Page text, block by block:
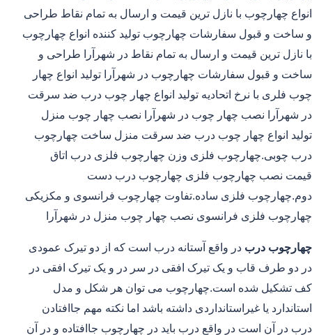
انواع چهارچوب با نازل ترین قیمت و ارسال به تمام نقاط طراحی
و ساخت و قبول سفارشات چهارچوب تولید کننده انواع چهارچوب
با نازل ترین قیمت و ارسال به تمام نقاط در شهرآرا طراحی و
ساخت و قبول سفارشات چهارچوب در شهرآرا تولید انواع چهار
چوب فلری با نرخ اتحادیه تولید انواع چهار چوب درب ضد سرقت
در شهرآرا نصب چهار چوب در شهرآرا نصب چهار چوب منزل
تولید انواع چهار چوب درب ضد سرقت منزل ساخت چهارچوب
درب چوبی.چهارچوب فلزی وزن چهارچوب فلزی درب اتاق
قیمت نصب چهارچوب فلزی چهارچوب درب دست
دوم.چهارچوب فلزی ساده.تفاوت چهارچوب فرانسوی و مکزیکی
چهارچوب فلزی فرانسوی نصب چهار چوب منزل در شهرآرا
چهارچوب درب در واقع آستانه درب است که از دو تیرک عمودی
در دو طرف قاب و یک تیرک افقی در سر در و یک تیرک افقی در
کف تشکیل شده است.چهارچوب می توان هر شکل و مدل
استاندارد یا غیراستانداردی داشته باشد اما نکته مهم جاافتادن
درب در آن است در واقع درب باید در چهارچوب جاافتاده و در آن